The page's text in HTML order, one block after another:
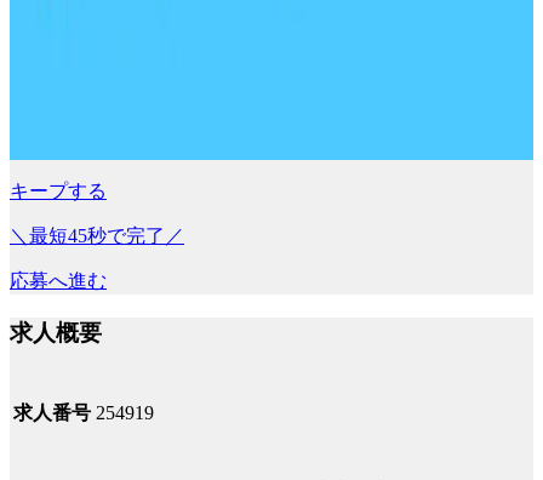
キープする
＼最短45秒で完了／
応募へ進む
求人概要
求人番号 254919